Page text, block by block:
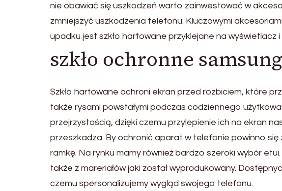
nie obawiać się uszkodzeń warto zainwestować w
zmniejszyć uszkodzenia telefonu. Kluczowymi
upadku jest szkło hartowane przyklejane na wyświetlacz i
szkło ochronne samsung
Szkło hartowane ochroni ekran przed rozbiciem, które
także rysami powstałymi podczas codziennego
przejrzystością, dzięki czemu przylepienie ich na ekran
przeszkadza. By ochronić aparat w telefonie powinno się
ramkę. Na rynku mamy również bardzo szeroki wybór
także z mareriałów jaki został wyprodukowany.
czemu spersonalizujemy wygląd swojego telefonu.